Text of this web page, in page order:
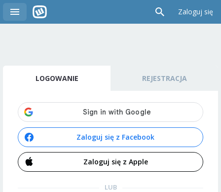
Zaloguj się
LOGOWANIE REJESTRACJA
Zaloguj się z Facebook
Zaloguj się z Apple
LUB